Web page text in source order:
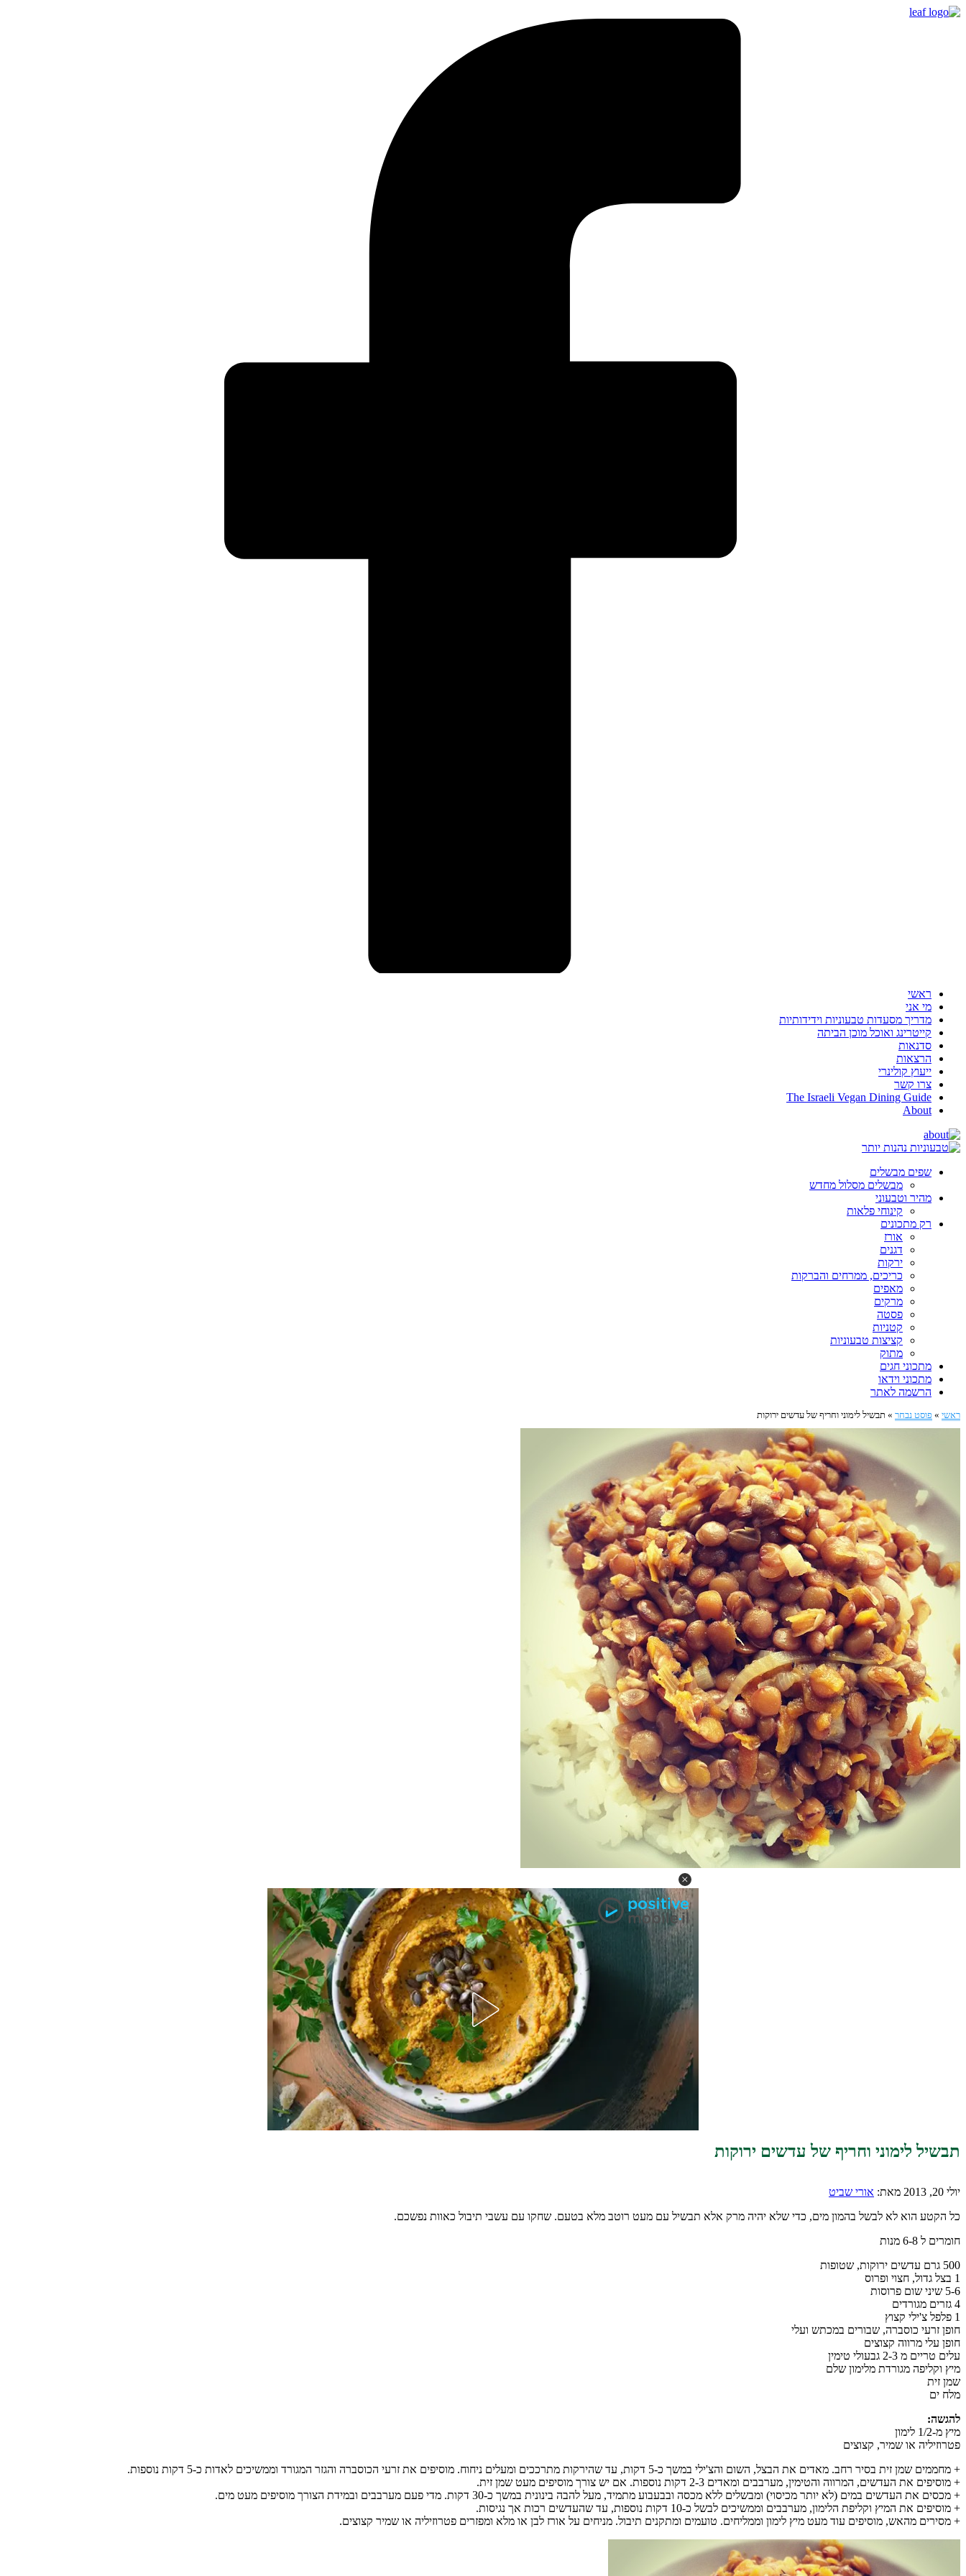
ראשי
מי אני
מדריך מסעדות טבעוניות וידידותיות
קייטרינג ואוכל מוכן הביתה
סדנאות
הרצאות
ייעוץ קולינרי
צרו קשר
The Israeli Vegan Dining Guide
About
שפים מבשלים
מבשלים מסלול מחדש
מהיר וטבעוני
קינוחי פלאות
רק מתכונים
אורז
דגנים
ירקות
כריכים, ממרחים והברקות
מאפים
מרקים
פסטה
קטניות
קציצות טבעוניות
מתוק
מתכוני חגים
מתכוני וידאו
הרשמה לאתר
ראשי » פוסט נבחר » תבשיל לימוני וחריף של עדשים ירוקות
תבשיל לימוני וחריף של עדשים ירוקות
יולי 20, 2013 מאת: אורי שביט
כל הקטע הוא לא לבשל בהמון מים, כדי שלא יהיה מרק אלא תבשיל עם מעט רוטב מלא בטעם. שחקו עם עשבי תיבול כאוות נפשכם.
חומרים ל 6-8 מנות
500 גרם עדשים ירוקות, שטופות
1 בצל גדול, חצוי ופרוס
5-6 שיני שום פרוסות
4 גזרים מגורדים
1 פלפל צ'ילי קצוץ
חופן זרעי כוסברה, שבורים במכתש ועלי
חופן עלי מרווה קצוצים
עלים טריים מ 2-3 גבעולי טימין
מיץ וקליפה מגורדת מלימון שלם
שמן זית
מלח ים
להגשה:
מיץ מ-1/2 לימון
פטרוזיליה או שמיר, קצוצים
+ מחממים שמן זית בסיר רחב. מאדים את הבצל, השום והצ'ילי במשך כ-5 דקות, עד שהירקות מתרככים ומעלים ניחוח. מוסיפים את זרעי הכוסברה והגזר המגורד וממשיכים לאדות כ-5 דקות נוספות.
+ מוסיפים את העדשים, המרווה והטימין, מערבבים ומאדים 2-3 דקות נוספות. אם יש צורך מוסיפים מעט שמן זית.
+ מכסים את העדשים במים (לא יותר מכיסוי) ומבשלים ללא מכסה ובבעבוע מתמיד, מעל להבה בינונית במשך כ-30 דקות. מדי פעם מערבבים ובמידת הצורך מוסיפים מעט מים.
+ מוסיפים את המיץ וקליפת הלימון, מערבבים וממשיכים לבשל כ-10 דקות נוספות, עד שהעדשים רכות אך נגיסות.
+ מסירים מהאש, מוסיפים עוד מעט מיץ לימון וממליחים. טועמים ומתקנים תיבול. מניחים על אורז לבן או מלא ומפזרים פטרוזיליה או שמיר קצוצים.